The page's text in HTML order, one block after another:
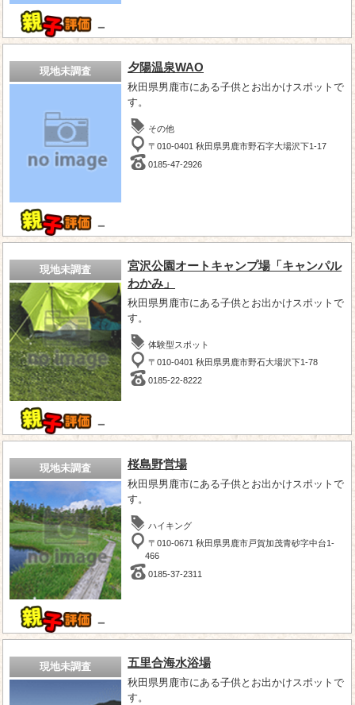
－
現地未調査
－
夕陽温泉WAO
秋田県男鹿市にある子供とお出かけスポットで
す。
その他
〒010-0401 秋田県男鹿市野石字大場沢下1-17
0185-47-2926
現地未調査
－
宮沢公園オートキャンプ場「キャンパル
わかみ」
秋田県男鹿市にある子供とお出かけスポットで
す。
体験型スポット
〒010-0401 秋田県男鹿市野石大場沢下1-78
0185-22-8222
現地未調査
－
桜島野営場
秋田県男鹿市にある子供とお出かけスポットで
す。
ハイキング
〒010-0671 秋田県男鹿市戸賀加茂青砂字中台1-
466
0185-37-2311
現地未調査 五里合海水浴場
秋田県男鹿市にある子供とお出かけスポットで
す。